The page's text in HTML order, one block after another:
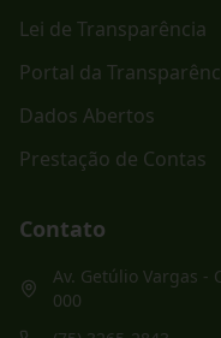
Lei de Transparência
Portal da
Dados Abertos
Prestação de Contas
Contato
Av. Getúlio Vargas -
000